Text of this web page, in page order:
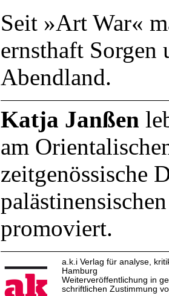
Seit »Art War«
ernsthaft Sorgen
Abendland.
Katja Janßen
am
zeitgenössische
promoviert.
a.k.i Verlag für analyse,
Hamburg
Weiterveröffentlichung in
schriftlichen Zustimmung